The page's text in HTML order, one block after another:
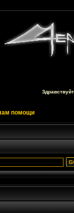
помощи